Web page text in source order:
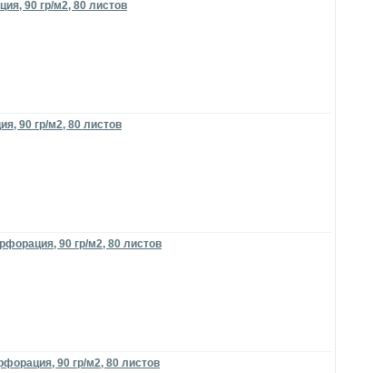
90 гр/м2, 80 листов
90 гр/м2, 80 листов
90 гр/м2, 80 листов
90 гр/м2, 80 листов